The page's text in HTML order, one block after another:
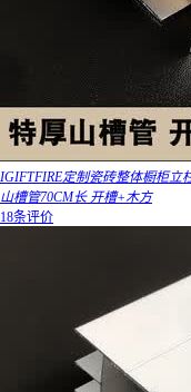
IGIFTFIRE定制瓷砖整体橱柜立
山槽管70CM长 开槽+木方
18条评价